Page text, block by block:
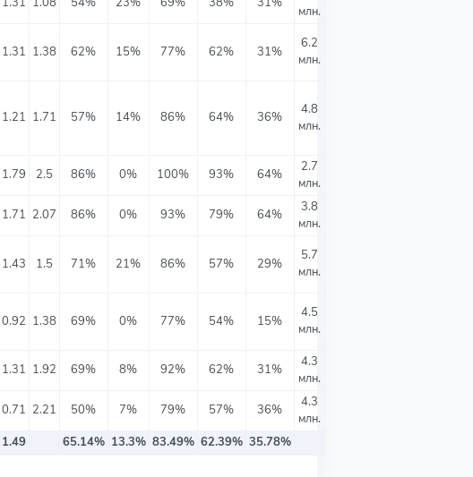
млн.
1.31 1.38 62% 15% 77% 62% 31%
6.2
млн.
1.21 1.71 57% 14% 86% 64% 36%
4.8
млн.
1.79 2.5 86% 0% 100% 93% 64%
2.7
млн.
1.71 2.07 86% 0% 93% 79% 64%
3.8
млн.
1.43 1.5 71% 21% 86% 57% 29%
5.7
млн.
0.92 1.38 69% 0% 77% 54% 15%
4.5
млн.
1.31 1.92 69% 8% 92% 62% 31%
4.3
млн.
0.71 2.21 50% 7% 79% 57% 36%
4.3
млн.
1.49 65.14% 13.3% 83.49% 62.39% 35.78%